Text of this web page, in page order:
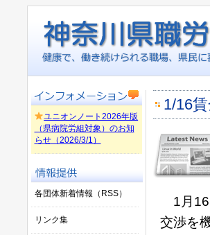
1/16
1月16
交渉を
ユニオンノート2026年版
（県病院労組対象）のお知
らせ（2026/3/1）
各団体新着情報（RSS）
リンク集